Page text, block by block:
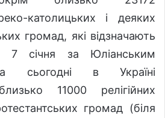
католицьких і деяких
громад, які відзначають
7 січня за Юліанським
сьогодні в Україні
11000 релігійних
громад (біля